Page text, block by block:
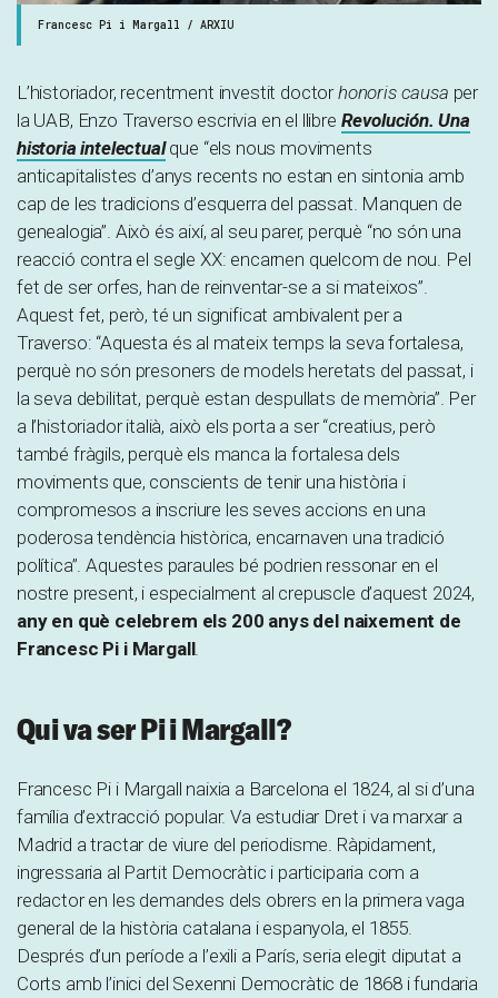
Francesc Pi i Margall / ARXIU
L’historiador, recentment investit doctorhonoris causa per
la UAB, Enzo Traverso escrivia en el llibre Revolución. Una
historia intelectualque “els nous moviments
anticapitalistes d’anys recents no estan en sintonia amb
cap de les tradicions d’esquerra del passat. Manquen de
genealogia”. Això és així, al seu parer, perquè “no són una
reacció contra el segle XX: encarnen quelcom de nou. Pel
fet de ser orfes, han de reinventar-se a si mateixos”.
Aquest fet, però, té un significat ambivalent per a
Traverso: “Aquesta és al mateix temps la seva fortalesa,
perquè no són presoners de models heretats del passat, i
la seva debilitat, perquè estan despullats de memòria”. Per
a l’historiador italià, això els porta a ser “creatius, però
també fràgils, perquè els manca la fortalesa dels
moviments que, conscients de tenir una història i
compromesos a inscriure les seves accions en una
poderosa tendència històrica, encarnaven una tradició
política”. Aquestes paraules bé podrien ressonar en el
nostre present, i especialment al crepuscle d’aquest 2024,
any en què celebrem els 200 anys del naixement de
Francesc Pi i Margall.
Qui va ser Pi i Margall?
Francesc Pi i Margall naixia a Barcelona el 1824, al si d’una
família d’extracció popular. Va estudiar Dret i va marxar a
Madrid a tractar de viure del periodisme. Ràpidament,
ingressaria al Partit Democràtic i participaria com a
redactor en les demandes dels obrers en la primera vaga
general de la història catalana i espanyola, el 1855.
Després d’un període a l’exili a París, seria elegit diputat a
Corts amb l’inici del Sexenni Democràtic de 1868 i fundaria